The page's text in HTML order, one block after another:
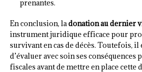
prenantes.
En conclusion, ladonation au dernier
instrument juridique efficace pour
survivant en cas de décès. Toutefois,
d’évaluer avec soin ses conséquences
fiscales avant de mettre en place cette